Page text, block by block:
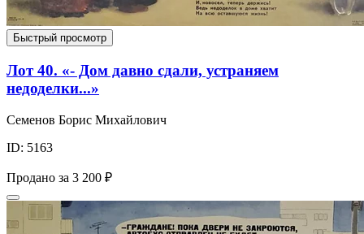
Быстрый просмотр
Лот 40. «- Дом давно сдали, устраняем
недоделки...»
Семенов Борис Михайлович
ID: 5163
Продано за 3 200 ₽